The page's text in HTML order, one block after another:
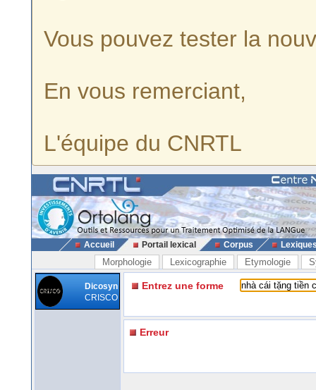
Vous pouvez tester la
En vous remerciant,
L'équipe du CNRTL
Accueil Portail lexical Corpus
Morphologie Lexicographie Etymologie
Dicosyn
CRISCO
Entrez une forme
Erreur